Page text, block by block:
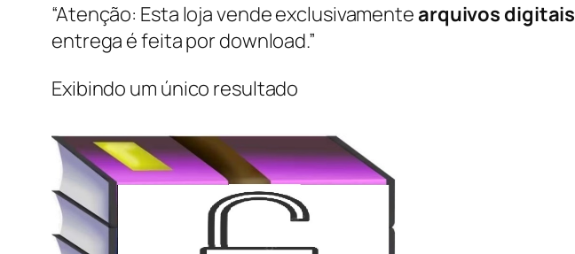
“Atenção: Esta loja vende exclusivamentearquivos digitais
entrega é feita por download.”
Exibindo um único resultado